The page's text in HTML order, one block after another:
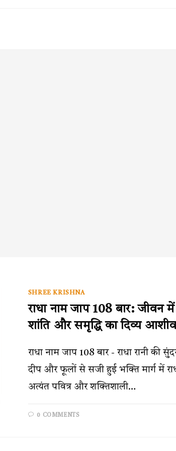
SHREE KRISHNA
राधा नाम जाप 108 बार: जीवन
शांति और समृद्धि का दिव्य
राधा नाम जाप 108 बार - राधा रानी की
दीप और फूलों से सजी हुई भक्ति मार्ग में
अत्यंत पवित्र और शक्तिशाली…
0 COMMENTS